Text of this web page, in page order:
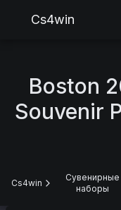
Cs4win
Boston
Souvenir
Cs4win
Сувенирные
наборы